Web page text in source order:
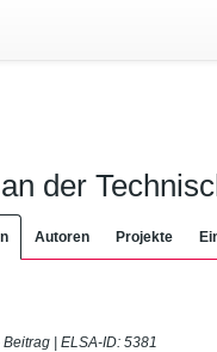
der
Autoren Projekte
| ELSA-ID:5381